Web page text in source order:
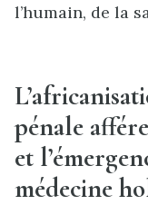
l’humain, de la
pénale
et
médecine